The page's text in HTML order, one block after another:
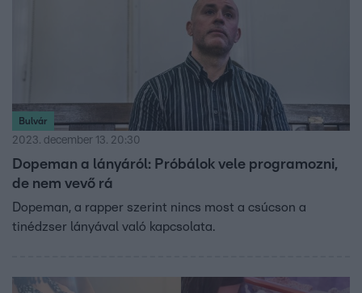
Bulvár
2023. december 13. 20:30
Dopeman a lányáról: Próbálok vele programozni,
de nem vevő rá
Dopeman, a rapper szerint nincs most a csúcson a
tinédzser lányával való kapcsolata.